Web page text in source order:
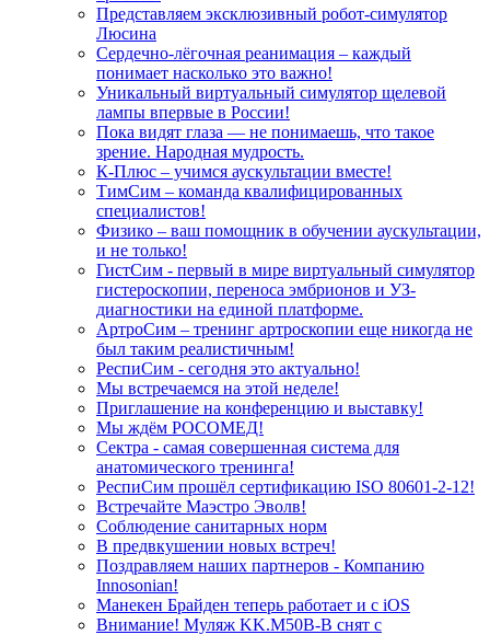
Представляем эксклюзивный робот-симулятор
Люсина
Сердечно-лёгочная реанимация – каждый
понимает насколько это важно!
Уникальный виртуальный симулятор щелевой
лампы впервые в России!
Пока видят глаза — не понимаешь, что такое
зрение. Народная мудрость.
К-Плюс – учимся аускультации вместе!
ТимСим – команда квалифицированных
специалистов!
Физико – ваш помощник в обучении аускультации,
и не только!
ГистСим - первый в мире виртуальный симулятор
гистероскопии, переноса эмбрионов и УЗ-
диагностики на единой платформе.
АртроСим – тренинг артроскопии еще никогда не
был таким реалистичным!
РеспиСим - сегодня это актуально!
Мы встречаемся на этой неделе!
Приглашение на конференцию и выставку!
Мы ждём РОСОМЕД!
Сектра - самая совершенная система для
анатомического тренинга!
РеспиСим прошёл сертификацию ISO 80601-2-12!
Встречайте Маэстро Эволв!
Соблюдение санитарных норм
В предвкушении новых встреч!
Поздравляем наших партнеров - Компанию
Innosonian!
Манекен Брайден теперь работает и с iOS
Внимание! Муляж KK.M50B-B снят с